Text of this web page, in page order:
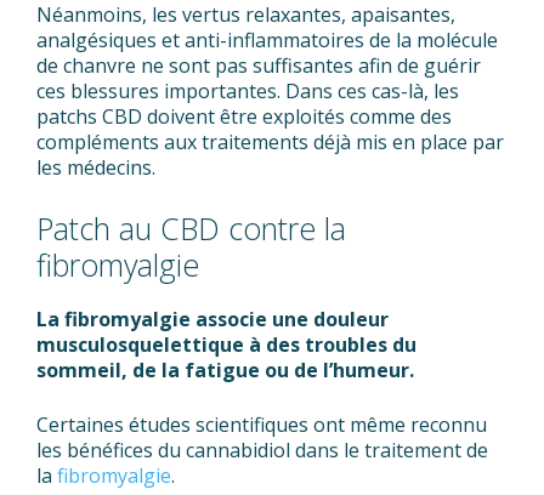
Néanmoins, les vertus relaxantes, apaisantes,
analgésiques et anti-inflammatoires de la molécule
de chanvre ne sont pas suffisantes afin de guérir
ces blessures importantes. Dans ces cas-là, les
patchs CBD doivent être exploités comme des
compléments aux traitements déjà mis en place par
les médecins.
Patch au CBD contre la
fibromyalgie
La fibromyalgie associe une douleur
musculosquelettique à des troubles du
sommeil, de la fatigue ou de l’humeur.
Certaines études scientifiques ont même reconnu
les bénéfices du cannabidiol dans le traitement de
la fibromyalgie.